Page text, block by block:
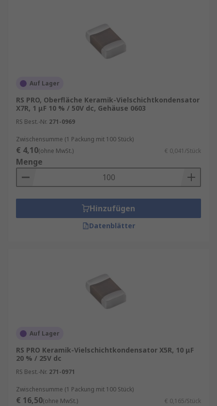
professionelle Anwendungen
Auf Lager
RS PRO, Oberfläche Keramik-Vielschichtkondensator
X7R, 1 μF 10 % / 50V dc, Gehäuse 0603
RS Best.-Nr. 271-0969
Zwischensumme (1 Packung mit 100 Stück)
€ 4,10(ohne MwSt.) € 0,041/Stück
Menge
Hinzufügen
Datenblätter
Auf Lager
RS PRO Keramik-Vielschichtkondensator X5R, 10 μF
20 % / 25V dc
RS Best.-Nr. 271-0971
Zwischensumme (1 Packung mit 100 Stück)
€ 16,50(ohne MwSt.) € 0,165/Stück